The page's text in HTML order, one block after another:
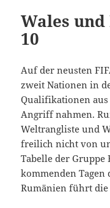
Wales
10
Auf der neusten
zweit Nationen in
Qualifikationen
Angriff nahmen.
Weltrangliste und
freilich nicht von
Tabelle der
kommenden Tagen
Rumänien führt die